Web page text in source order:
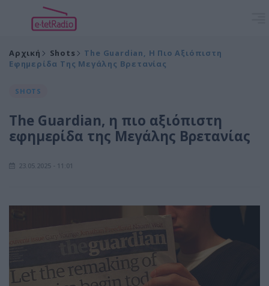
Αρχική Shots
The Guardian, Η Πιο Αξιόπιστη
Εφημερίδα Της Μεγάλης Βρετανίας
SHOTS
The Guardian, η πιο αξιόπιστη
εφημερίδα της Μεγάλης Βρετανίας
23.05.2025 - 11:01